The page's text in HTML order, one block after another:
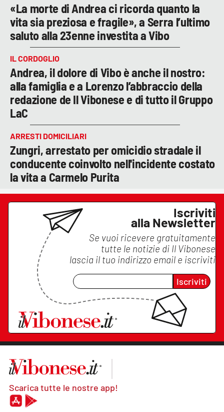
«La morte di Andrea ci ricorda quanto la
vita sia preziosa e fragile», a Serra l’ultimo
saluto alla 23enne investita a Vibo
IL CORDOGLIO
Andrea, il dolore di Vibo è anche il nostro:
alla famiglia e a Lorenzo l’abbraccio della
redazione de Il Vibonese e di tutto il Gruppo
LaC
ARRESTI DOMICILIARI
Zungri, arrestato per omicidio stradale il
conducente coinvolto nell'incidente costato
la vita a Carmelo Purita
Iscriviti
alla Newsletter
Se vuoi ricevere gratuitamente
tutte le notizie di Il Vibonese
lascia il tuo indirizzo email e iscriviti
Iscriviti
Scarica tutte le nostre app!